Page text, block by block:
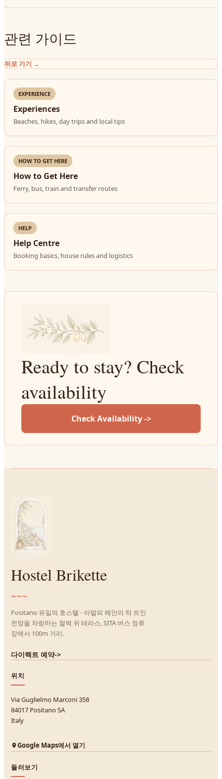
관련 가이드
뒤로 가기 →
EXPERIENCE
Experiences
Beaches, hikes, day trips and local tips
HOW TO GET HERE
How to Get Here
Ferry, bus, train and transfer routes
HELP
Help Centre
Booking basics, house rules and logistics
Ready to stay? Check
availability
Check Availability ->
Hostel Brikette
~~~
Positano 유일의 호스텔 - 아말피 해안의 탁 트인
전망을 자랑하는 절벽 위 테라스, SITA 버스 정류
장에서 100m 거리.
다이렉트 예약->
위치
Via Guglielmo Marconi 358
84017 Positano SA
Italy
Google Maps에서 열기
둘러보기